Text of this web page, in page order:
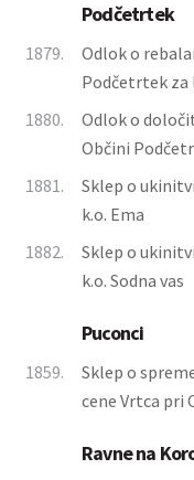
Podčetrtek
1879.
Odlok o
Podčetrtek za
1880.
Odlok o
Občini
1881.
Sklep o
k.o. Ema
1882.
Sklep o
k.o. Sodna vas
Puconci
1859.
Sklep o
cene Vrtca pri
Ravne na